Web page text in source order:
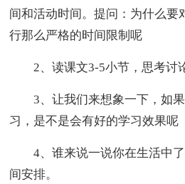
间和活动时间。提问：为什么要
行那么严格的时间限制呢
2、读课文3-5小节，思考讨
3、让我们来想象一下，如果
习，是不是会有好的学习效果呢
4、谁来说一说你在生活中了
间安排。